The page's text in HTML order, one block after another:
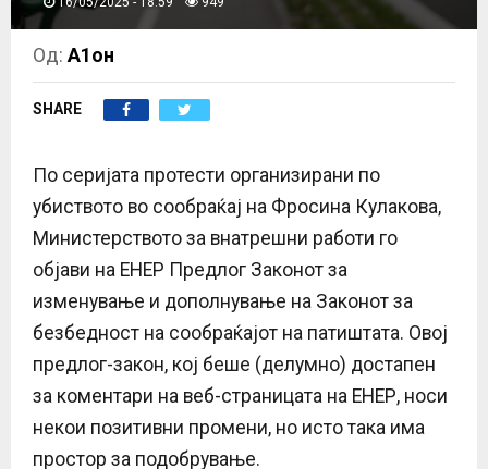
M
E
N
U
Од:А1он
SHARE
По серијата протести организирани по
убиството во сообраќај на Фросина Кулакова,
Министерството за внатрешни работи го
објави на ЕНЕР Предлог Законот за
изменување и дополнување на Законот за
безбедност на сообраќајот на патиштата. Овој
предлог-закон, кој беше (делумно) достапен
за коментари на веб-страницата на ЕНЕР, носи
некои позитивни промени, но исто така има
простор за подобрување.